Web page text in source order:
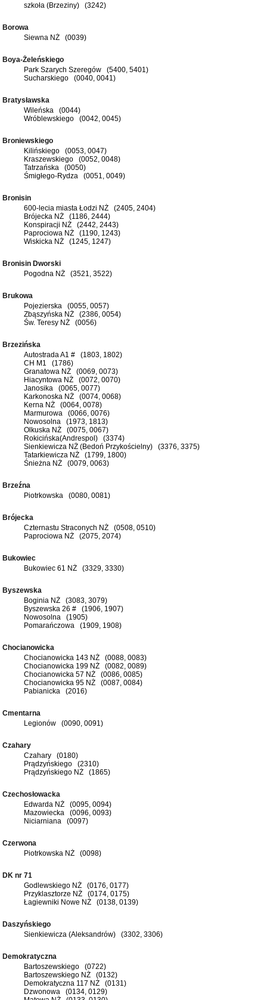
szkoła (Brzeziny) (3242)
Borowa
Siewna NŻ (0039)
Boya-Żeleńskiego
Park Szarych Szeregów (5400, 5401)
Sucharskiego (0040, 0041)
Bratysławska
Wileńska (0044)
Wróblewskiego (0042, 0045)
Broniewskiego
Kilińskiego (0053, 0047)
Kraszewskiego (0052, 0048)
Tatrzańska (0050)
Śmigłego-Rydza (0051, 0049)
Bronisin
600-lecia miasta Łodzi NŻ (2405, 2404)
Brójecka NŻ (1186, 2444)
Konspiracji NŻ (2442, 2443)
Paprociowa NŻ (1190, 1243)
Wiskicka NŻ (1245, 1247)
Bronisin Dworski
Pogodna NŻ (3521, 3522)
Brukowa
Pojezierska (0055, 0057)
Zbąszyńska NŻ (2386, 0054)
Św. Teresy NŻ (0056)
Brzezińska
Autostrada A1 # (1803, 1802)
CH M1 (1786)
Granatowa NŻ (0069, 0073)
Hiacyntowa NŻ (0072, 0070)
Janosika (0065, 0077)
Karkonoska NŻ (0074, 0068)
Kerna NŻ (0064, 0078)
Marmurowa (0066, 0076)
Nowosolna (1973, 1813)
Olkuska NŻ (0075, 0067)
Rokicińska(Andrespol) (3374)
Sienkiewicza NŻ (Bedoń Przykościelny) (3376, 3375)
Tatarkiewicza NŻ (1799, 1800)
Śnieżna NŻ (0079, 0063)
Brzeźna
Piotrkowska (0080, 0081)
Brójecka
Czternastu Straconych NŻ (0508, 0510)
Paprociowa NŻ (2075, 2074)
Bukowiec
Bukowiec 61 NŻ (3329, 3330)
Byszewska
Boginia NŻ (3083, 3079)
Byszewska 26 # (1906, 1907)
Nowosolna (1905)
Pomarańczowa (1909, 1908)
Chocianowicka
Chocianowicka 143 NŻ (0088, 0083)
Chocianowicka 199 NŻ (0082, 0089)
Chocianowicka 57 NŻ (0086, 0085)
Chocianowicka 95 NŻ (0087, 0084)
Pabianicka (2016)
Cmentarna
Legionów (0090, 0091)
Czahary
Czahary (0180)
Prądzyńskiego (2310)
Prądzyńskiego NŻ (1865)
Czechosłowacka
Edwarda NŻ (0095, 0094)
Mazowiecka (0096, 0093)
Niciarniana (0097)
Czerwona
Piotrkowska NŻ (0098)
DK nr 71
Godlewskiego NŻ (0176, 0177)
Przyklasztorze NŻ (0174, 0175)
Łagiewniki Nowe NŻ (0138, 0139)
Daszyńskiego
Sienkiewicza (Aleksandrów) (3302, 3306)
Demokratyczna
Bartoszewskiego (0722)
Bartoszewskiego NŻ (0132)
Demokratyczna 117 NŻ (0131)
Dzwonowa (0134, 0129)